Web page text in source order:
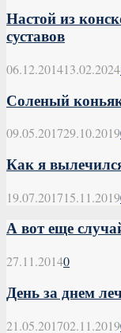
Настой из
суставов
06.12.201413.02.2024
Соленый
09.05.201729.10.2019
Как я
19.07.201715.11.2019
А вот еще
27.11.20140
День за днем
21.05.201702.11.2019